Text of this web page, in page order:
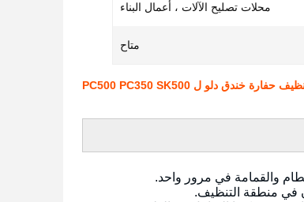
محلات تصليح الآلات ، أعمال البناء
متاح
والقمامة في مرور واحد.
في منطقة التنظيف.